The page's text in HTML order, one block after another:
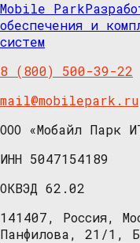
Mobile Park
обеспечения и
систем
8 (800) 500-39-22
mail@mobilepark.ru
ООО «Мобайл Парк
ИНН 5047154189
ОКВЭД 62.02
141407, Россия,
Панфилова, 21/1,